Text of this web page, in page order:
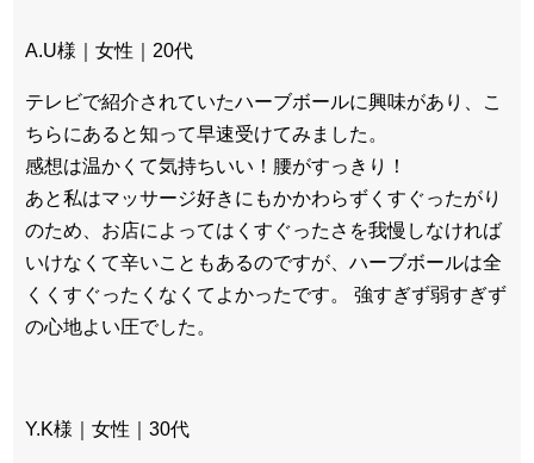
A.U様｜女性｜20代
テレビで紹介されていたハーブボールに興味があり、こ
ちらにあると知って早速受けてみました。
感想は温かくて気持ちいい！腰がすっきり！
あと私はマッサージ好きにもかかわらずくすぐったがり
のため、お店によってはくすぐったさを我慢しなければ
いけなくて辛いこともあるのですが、ハーブボールは全
くくすぐったくなくてよかったです。 強すぎず弱すぎず
の心地よい圧でした。
Y.K様｜女性｜30代